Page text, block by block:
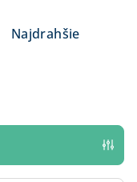
Najdrahšie